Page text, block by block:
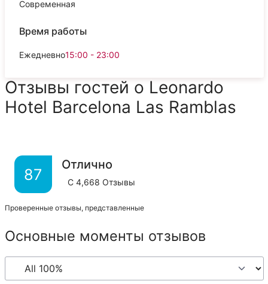
Современная
Время работы
Ежедневно15:00 - 23:00
Отзывы гостей о Leonardo
Hotel Barcelona Las Ramblas
87
Отлично
С 4,668 Отзывы
Проверенные отзывы, представленные
Основные моменты отзывов